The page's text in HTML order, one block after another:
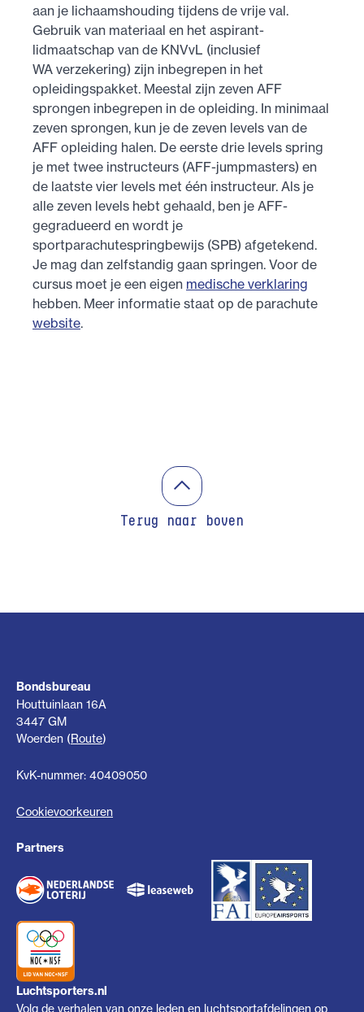
aan je lichaamshouding tijdens de vrije val.
Gebruik van materiaal en het aspirant-
lidmaatschap van de KNVvL (inclusief
WA verzekering) zijn inbegrepen in het
opleidingspakket. Meestal zijn zeven AFF
sprongen inbegrepen in de opleiding. In minimaal
zeven sprongen, kun je de zeven levels van de
AFF opleiding halen. De eerste drie levels spring
je met twee instructeurs (AFF-jumpmasters) en
de laatste vier levels met één instructeur. Als je
alle zeven levels hebt gehaald, ben je AFF-
gegradueerd en wordt je
sportparachutespringbewijs (SPB) afgetekend.
Je mag dan zelfstandig gaan springen. Voor de
cursus moet je een eigen medische verklaring
hebben. Meer informatie staat op de parachute
website.
Terug naar boven
Bondsbureau
Houttuinlaan 16A
3447 GM
Woerden (Route)
KvK-nummer: 40409050
Cookievoorkeuren
Partners
Luchtsporters.nl
Volg de verhalen van onze leden en luchtsportafdelingen op